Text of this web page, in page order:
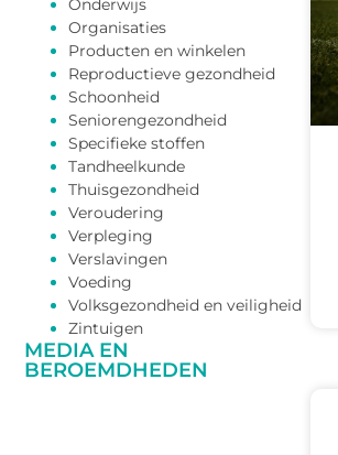
Onderwijs
Organisaties
Producten en winkelen
Reproductieve gezondheid
Schoonheid
Seniorengezondheid
Specifieke stoffen
Tandheelkunde
Thuisgezondheid
Veroudering
Verpleging
Verslavingen
Voeding
Volksgezondheid en veiligheid
Zintuigen
MEDIA EN
BEROEMDHEDEN